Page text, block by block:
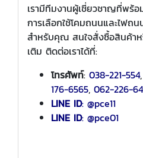
เรามีทีมงานผู้เชี่ยวชาญที่พร้อ
การเลือกใช้โคมถนนและไฟถ
สำหรับคุณ สนใจสั่งซื้อสินค้า
เติม ติดต่อเราได้ที่:
โทรศัพท์: 038-221-554,
176-6565, 062-226-
LINE ID: @pce11
LINE ID: @pce01